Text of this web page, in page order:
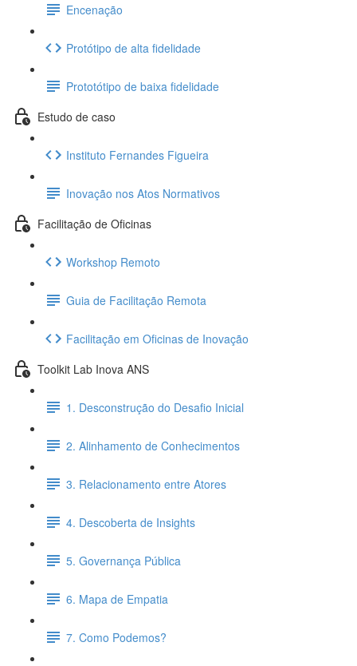
Encenação
Protótipo de alta fidelidade
Prototótipo de baixa fidelidade
Estudo de caso
Instituto Fernandes Figueira
Inovação nos Atos Normativos
Facilitação de Oficinas
Workshop Remoto
Guia de Facilitação Remota
Facilitação em Oficinas de Inovação
Toolkit Lab Inova ANS
1. Desconstrução do Desafio Inicial
2. Alinhamento de Conhecimentos
3. Relacionamento entre Atores
4. Descoberta de Insights
5. Governança Pública
6. Mapa de Empatia
7. Como Podemos?